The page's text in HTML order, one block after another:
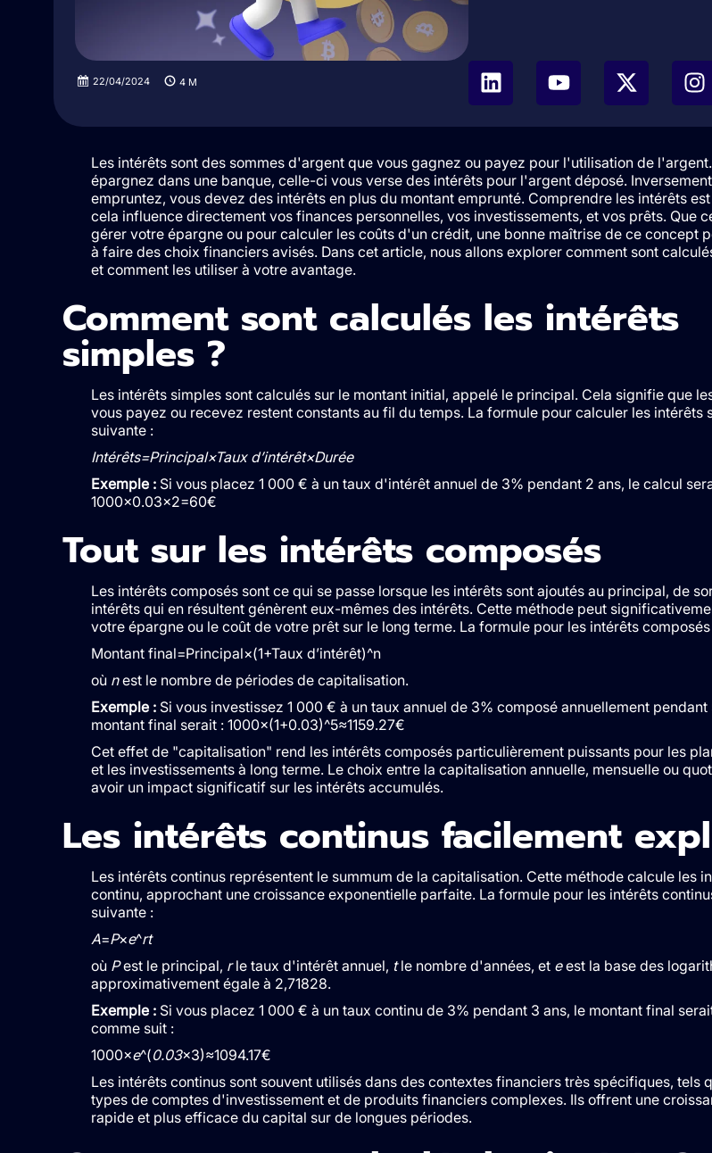
22/04/2024 4 M
Les intérêts sont des sommes d'argent que vous gagnez ou payez pour l'utilisation de
épargnez dans une banque, celle-ci vous verse des intérêts pour l'argent déposé.
empruntez, vous devez des intérêts en plus du montant emprunté. Comprendre les intérêts
cela influence directement vos finances personnelles, vos investissements, et vos prêts. Que
gérer votre épargne ou pour calculer les coûts d'un crédit, une bonne maîtrise de ce concept
à faire des choix financiers avisés. Dans cet article, nous allons explorer comment sont
et comment les utiliser à votre avantage.
Comment sont calculés les intérêts
simples ?
Les intérêts simples sont calculés sur le montant initial, appelé le principal. Cela signifie que
vous payez ou recevez restent constants au fil du temps. La formule pour calculer les intérêts
suivante :
Intérêts=Principal×Taux d’intérêt×Durée
Exemple :Si vous placez 1 000 € à un taux d'intérêt annuel de 3% pendant 2 ans, le calcul
1000×0.03×2=60€
Tout sur les intérêts composés
Les intérêts composés sont ce qui se passe lorsque les intérêts sont ajoutés au principal, de
intérêts qui en résultent génèrent eux-mêmes des intérêts. Cette méthode peut
votre épargne ou le coût de votre prêt sur le long terme. La formule pour les intérêts composés
Montant final=Principal×(1+Taux d’intérêt)^n
où nest le nombre de périodes de capitalisation.
Exemple :Si vous investissez 1 000 € à un taux annuel de 3% composé annuellement pendant
montant final serait : 1000×(1+0.03)^5≈1159.27€
Cet effet de "capitalisation" rend les intérêts composés particulièrement puissants pour les
et les investissements à long terme. Le choix entre la capitalisation annuelle, mensuelle ou
avoir un impact significatif sur les intérêts accumulés.
Les intérêts continus facilement
Les intérêts continus représentent le summum de la capitalisation. Cette méthode calcule les
continu, approchant une croissance exponentielle parfaite. La formule pour les intérêts
suivante :
A=P×e^rt
où Pest le principal, rle taux d'intérêt annuel, tle nombre d'années, et eest la base des
approximativement égale à 2,71828.
Exemple :Si vous placez 1 000 € à un taux continu de 3% pendant 3 ans, le montant final
comme suit :
1000×e^(0.03×3)≈1094.17€
Les intérêts continus sont souvent utilisés dans des contextes financiers très spécifiques, tels
types de comptes d'investissement et de produits financiers complexes. Ils offrent une
rapide et plus efficace du capital sur de longues périodes.